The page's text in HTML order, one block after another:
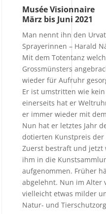
Musée Visionnaire
März bis Juni 2021
Man nennt ihn den
Sprayerinnen – Harald
Mit dem Totentanz
Grossmünsters
wieder für Aufruhr
Er ist umstritten wie
einerseits hat er
er immer wieder mit
Nun hat er letztes Jahr
dotierten Kunstpreis
Zuerst bestraft und jetzt
ihm in die
aufgenommen. Früher
abgelehnt. Nun im Alter
vielleicht etwas milder
Natur- und